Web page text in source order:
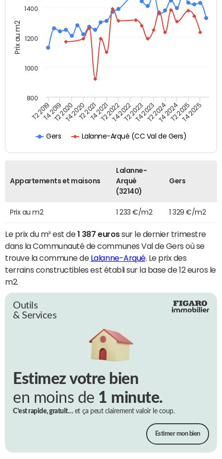
Prix au m2
Gers Lalanne-Arqué (CC Val de Gers)
T2 2019T4 2019T2 2020T4 2020T2 2021T4 2021T2 2022T4 2022T2 2023T4 2023T2 2024T4 2024T2 2025T4 2025
800
1000
1200
1400
Appartements et maisons
Lalanne-
Arqué
(32140)
Gers
Prix au m2 1 233 €/m2 1 329 €/m2
Le prix du m² est de1 387 eurossur le dernier trimestre
dans la Communauté de communes Val de Gers où se
trouve la commune de Lalanne-Arqué. Le prix des
terrains constructibles est établi sur la base de 12 euros le
m2.
Outils
& Services
Estimez votre bien
en moins de 1 minute.
C’est rapide, gratuit…et ça peut clairement valoir le coup.
Estimer mon bien